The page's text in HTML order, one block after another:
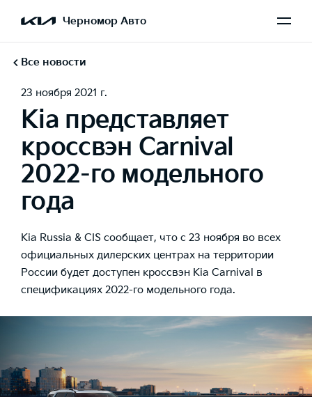
Черномор Авто
Все новости
23 ноября 2021 г.
Kia представляет
кроссвэн Carnival
2022-го модельного
года
Kia Russia & CIS сообщает, что с 23 ноября во всех
официальных дилерских центрах на территории
России будет доступен кроссвэн Kia Carnival в
спецификациях 2022-го модельного года.